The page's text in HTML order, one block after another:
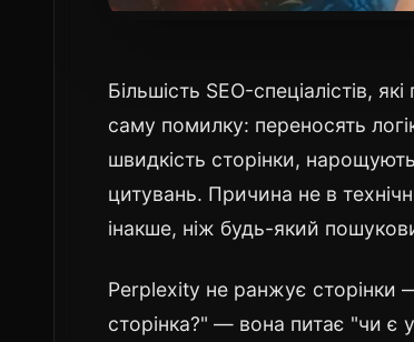
Більшість SEO-спеціалістів,
саму помилку: переносять
швидкість сторінки,
цитувань. Причина не в
інакше, ніж будь-який
Perplexity не ранжує сторінки
сторінка?" — вона питає "чи є